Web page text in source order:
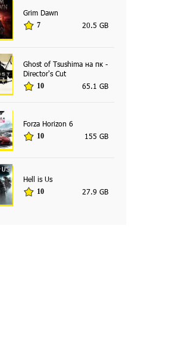
Grim Dawn
7 20.5 GB
Ghost of Tsushima на пк -
Director's Cut
10 65.1 GB
Forza Horizon 6
10 155 GB
Hell is Us
10 27.9 GB